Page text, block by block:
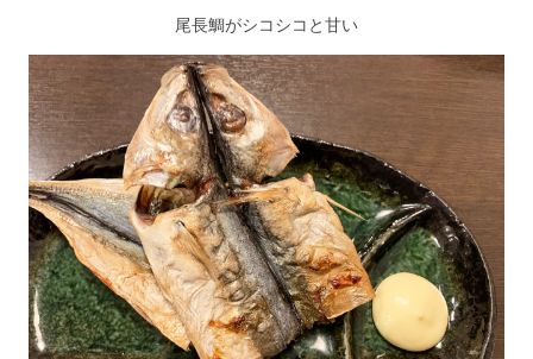
尾長鯛がシコシコと甘い